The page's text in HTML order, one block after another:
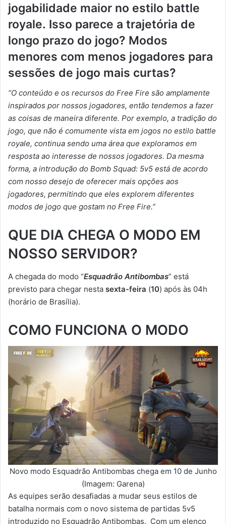
jogabilidade maior no estilo battle
royale. Isso parece a trajetória de
longo prazo do jogo? Modos
menores com menos jogadores para
sessões de jogo mais curtas?
“O conteúdo e os recursos do Free Fire são amplamente
inspirados por nossos jogadores, então tendemos a fazer
as coisas de maneira diferente. Por exemplo, a tradição do
jogo, que não é comumente vista em jogos no estilo battle
royale, continua sendo uma área que exploramos em
resposta ao interesse de nossos jogadores. Da mesma
forma, a introdução do Bomb Squad: 5v5 está de acordo
com nosso desejo de oferecer mais opções aos
jogadores, permitindo que eles explorem diferentes
modos de jogo que gostam no Free Fire.”
QUE DIA CHEGA O MODO EM
NOSSO SERVIDOR?
A chegada do modo “Esquadrão Antibombas” está
previsto para chegar nesta sexta-feira (10) após às 04h
(horário de Brasília).
COMO FUNCIONA O MODO
Novo modo Esquadrão Antibombas chega em 10 de Junho
(Imagem: Garena)
As equipes serão desafiadas a mudar seus estilos de
batalha normais com o novo sistema de partidas 5v5
introduzido no Esquadrão Antibombas. Com um elenco